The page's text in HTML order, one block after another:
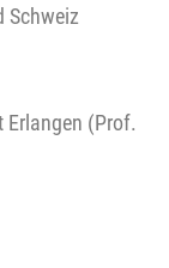
Schweiz
Erlangen (Prof.